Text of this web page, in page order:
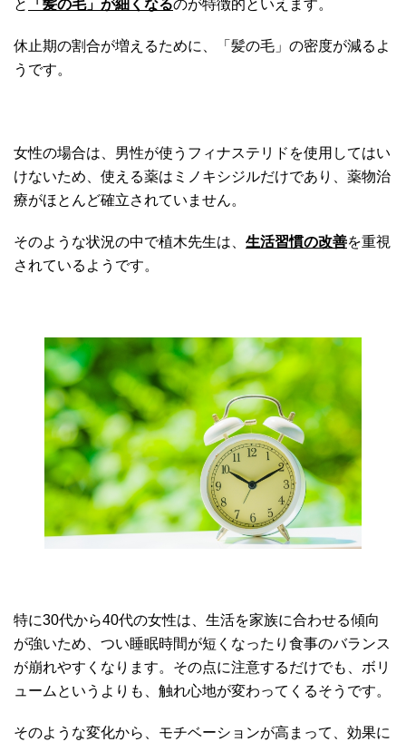
と 「髪の毛」が細くなるのが特徴的といえます。
休止期の割合が増えるために、「髪の毛」の密度が減るよ
うです。
女性の場合は、男性が使うフィナステリドを使用してはい
けないため、使える薬はミノキシジルだけであり、薬物治
療がほとんど確立されていません。
そのような状況の中で植木先生は、 生活習慣の改善を重視
されているようです。
特に30代から40代の女性は、生活を家族に合わせる傾向
が強いため、つい睡眠時間が短くなったり食事のバランス
が崩れやすくなります。その点に注意するだけでも、ボリ
ュームというよりも、触れ心地が変わってくるそうです。
そのような変化から、モチベーションが高まって、効果に